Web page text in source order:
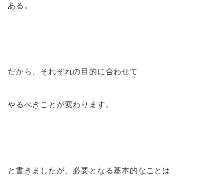
ある。
だから、それぞれの目的に合わせて
やるべきことが変わります。
と書きましたが、必要となる基本的なことは